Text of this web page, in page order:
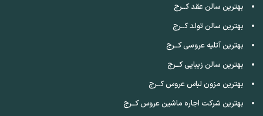
بهترین سالن عقد کــرج
بهترین سالن تولد کــرج
بهترین آتلیه عروسی کــرج
بهترین سالن زیبایی کــرج
بهترین مزون لباس عروس کــرج
بهترین شرکت اجاره ماشین عروس کــرج